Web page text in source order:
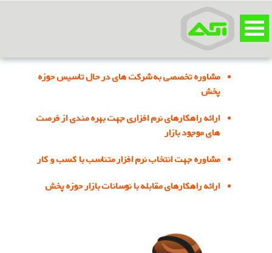
مشاوره تخصصی به شرکت های در حال تاسیس حوزه
پخش
ارائه راهکارهای نرم افزاری جهت بهره مندی از فرصت
های موجود بازار
مشاوره جهت انتخاب نرم افزار متناسب با کسب و کار
ارائه راهکارهای مقابله با نوسانات بازار حوزه پخش